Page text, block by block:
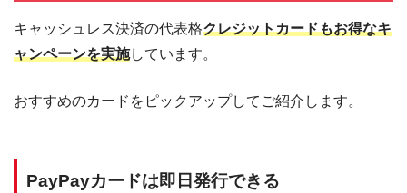
キャッシュレス決済の代表格クレジットカードもお得なキ
ャンペーンを実施しています。
おすすめのカードをピックアップしてご紹介します。
PayPayカードは即日発行できる